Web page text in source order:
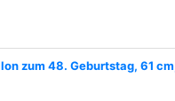
zum 48. Geburtstag, 61